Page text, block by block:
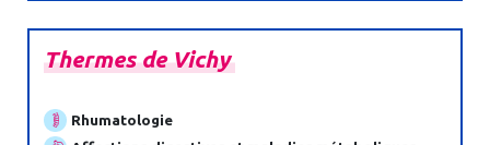
ThermesdeVichy
Rhumatologie